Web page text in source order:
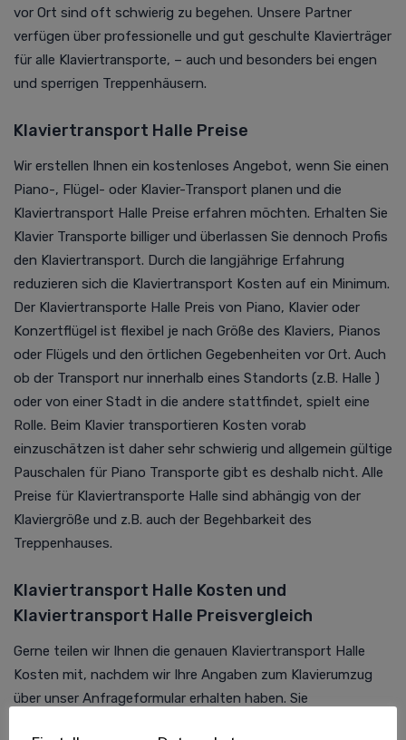
vor Ort sind oft schwierig zu begehen. Unsere Partner
verfügen über professionelle und gut geschulte Klavierträger
für alle Klaviertransporte, – auch und besonders bei engen
und sperrigen Treppenhäusern.
Klaviertransport Halle Preise
Wir erstellen Ihnen ein kostenloses Angebot, wenn Sie einen
Piano-, Flügel- oder Klavier-Transport planen und die
Klaviertransport Halle Preise erfahren möchten. Erhalten Sie
Klavier Transporte billiger und überlassen Sie dennoch Profis
den Klaviertransport. Durch die langjährige Erfahrung
reduzieren sich die Klaviertransport Kosten auf ein Minimum.
Der Klaviertransporte Halle Preis von Piano, Klavier oder
Konzertflügel ist flexibel je nach Größe des Klaviers, Pianos
oder Flügels und den örtlichen Gegebenheiten vor Ort. Auch
ob der Transport nur innerhalb eines Standorts (z.B. Halle )
oder von einer Stadt in die andere stattfindet, spielt eine
Rolle. Beim Klavier transportieren Kosten vorab
einzuschätzen ist daher sehr schwierig und allgemein gültige
Pauschalen für Piano Transporte gibt es deshalb nicht. Alle
Preise für Klaviertransporte Halle sind abhängig von der
Klaviergröße und z.B. auch der Begehbarkeit des
Treppenhauses.
Klaviertransport Halle Kosten und
Klaviertransport Halle Preisvergleich
Gerne teilen wir Ihnen die genauen Klaviertransport Halle
Kosten mit, nachdem wir Ihre Angaben zum Klavierumzug
über unser Anfrageformular erhalten haben. Sie